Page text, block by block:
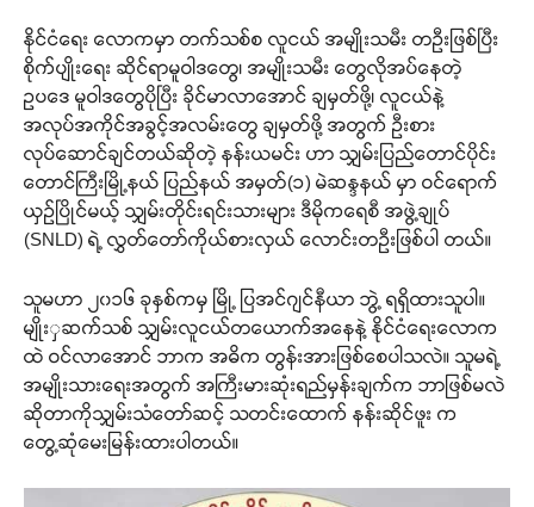
နိုင်ငံရေး လောကမှာ တက်သစ်စ လူငယ် အမျိုးသမီး တဦးဖြစ်ပြီး
စိုက်ပျိုးရေး ဆိုင်ရာမူဝါဒတွေ၊ အမျိုးသမီး တွေလိုအပ်နေတဲ့
ဥပဒေ မူဝါဒတွေပိုပြီး ခိုင်မာလာအောင် ချမှတ်ဖို့၊ လူငယ်နဲ့
အလုပ်အကိုင်အခွင့်အလမ်းတွေ ချမှတ်ဖို့ အတွက် ဦးစား
လုပ်ဆောင်ချင်တယ်ဆိုတဲ့ နန်းယမင်း ဟာ သျှမ်းပြည်တောင်ပိုင်း
တောင်ကြီးမြို့နယ် ပြည်နယ် အမှတ်(၁) မဲဆန္ဒနယ် မှာ ဝင်ရောက်
ယှဉ်ပြိုင်မယ့် သျှမ်းတိုင်းရင်းသားများ ဒီမိုကရေစီ အဖွဲ့ချုပ်
(SNLD) ရဲ့ လွှတ်တော်ကိုယ်စားလှယ် လောင်းတဦးဖြစ်ပါ တယ်။
သူမဟာ ၂၀၁၆ ခုနှစ်ကမှ မြို့ ပြအင်ဂျင်နီယာ ဘွဲ့ ရရှိထားသူပါ။
မျိုးှဆက်သစ် သျှမ်းလူငယ်တယောက်အနေနဲ့ နိုင်ငံရေးလောက
ထဲ ဝင်လာအောင် ဘာက အဓိက တွန်းအားဖြစ်စေပါသလဲ။ သူမရဲ့
အမျိုးသားရေးအတွက် အကြီးမားဆုံးရည်မှန်းချက်က ဘာဖြစ်မလဲ
ဆိုတာကိုသျှမ်းသံတော်ဆင့် သတင်းထောက် နန်းဆိုင်ဖူး က
တွေ့ဆုံမေးမြန်းထားပါတယ်။